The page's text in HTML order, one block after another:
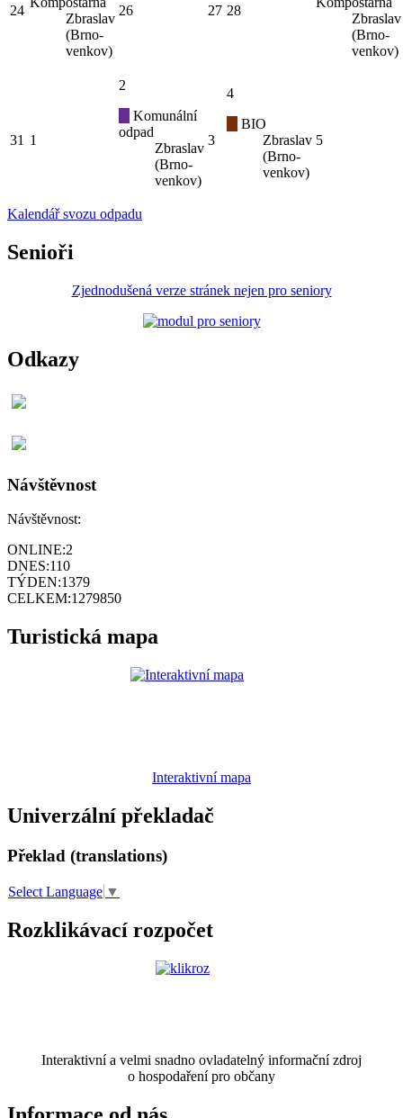
24
Zbraslav
(Brno-
venkov)
26 27 28
Zbraslav
(Brno-
venkov)
31 1
2
Komunální
odpad
Zbraslav
(Brno-
venkov)
3
4
BIO
Zbraslav
(Brno-
venkov)
5
Kalendář svozu odpadu
Senioři
Zjednodušená verze stránek nejen pro seniory
Odkazy
Návštěvnost
Návštěvnost:
ONLINE:2
DNES:110
TÝDEN:1379
CELKEM:1279850
Turistická mapa
Interaktivní mapa
Univerzální překladač
Překlad (translations)
Select Language ▼
Rozklikávací rozpočet
Interaktivní a velmi snadno ovladatelný informační zdroj
o hospodaření pro občany